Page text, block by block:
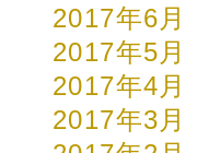
2017年6月
2017年5月
2017年4月
2017年3月